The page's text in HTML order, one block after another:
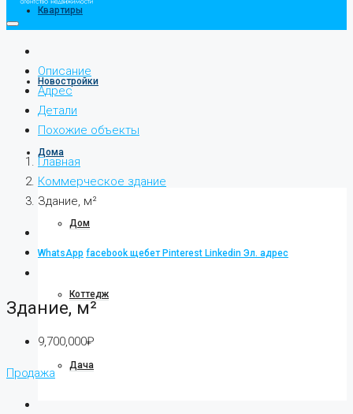
Квартиры
Новостройки
Дома
Дом
Коттедж
Дача
Описание
Адрес
Детали
Похожие объекты
Главная
Коммерческое здание
Здание, м²
WhatsApp facebook щебет Pinterest Linkedin Эл. адрес
Здание, м²
9,700,000₽
Продажа